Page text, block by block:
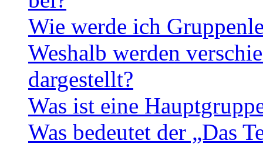
Wie werde ich
Weshalb werden
dargestellt?
Was ist eine
Was bedeutet der „Das